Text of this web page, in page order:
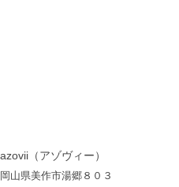
azovii（アゾヴィー）
岡山県美作市湯郷８０３